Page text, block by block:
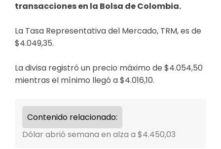
transacciones en la Bolsa de Colombia.
La Tasa Representativa del Mercado, TRM, es de
$4.049,35.
La divisa registró un precio máximo de $4.054,50
mientras el mínimo llegó a $4.016,10.
Contenido relacionado:
Dólar abrió semana en alza a $4.450,03